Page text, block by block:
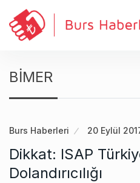
BİMER
Burs Haberleri 20 Eylül
Dikkat: ISAP
Dolandırıcılığı